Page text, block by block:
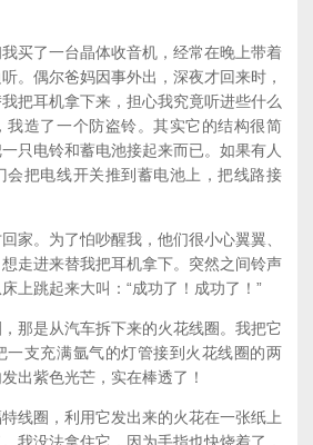
买了一台晶体收音机，经常在晚上带着
。偶尔爸妈因事外出，深夜才回来时，
把耳机拿下来，担心我究竟听进些什么
我造了一个防盗铃。其实它的结构很简
只电铃和蓄电池接起来而已。如果有人
会把电线开关推到蓄电池上，把线路接
家。为了怕吵醒我，他们很小心翼翼、
走进来替我把耳机拿下。突然之间铃声
上跳起来大叫：“成功了！成功了！”
那是从汽车拆下来的火花线圈。我把它
一支充满氩气的灯管接到火花线圈的两
出紫色光芒，实在棒透了！
线圈，利用它发出来的火花在一张纸上